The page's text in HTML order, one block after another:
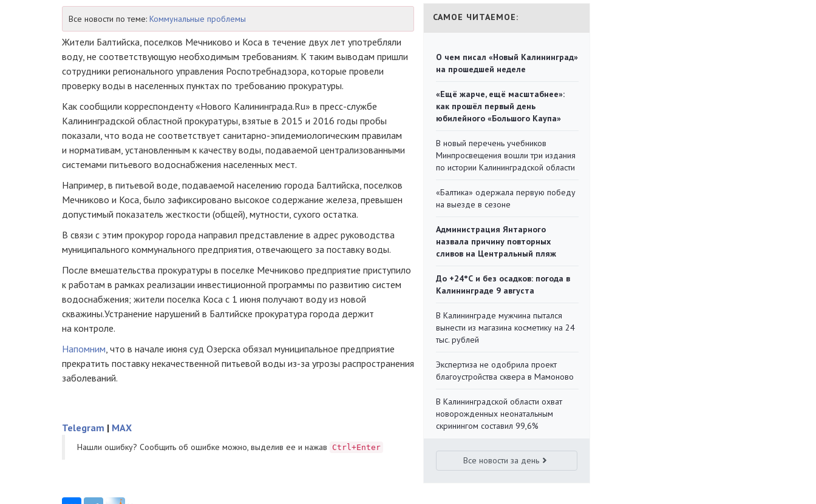
Все новости по теме: Коммунальные проблемы
Жители Балтийска, поселков Мечниково и Коса в течение двух лет употребляли
воду, не соответствующую необходимым требованиям. К таким выводам пришли
сотрудники регионального управления Роспотребнадзора, которые провели
проверку воды в населенных пунктах по требованию прокуратуры.
Как сообщили корреспонденту «Нового Калининграда.Ru» в пресс-службе
Калининградской областной прокуратуры, взятые в 2015 и 2016 годы пробы
показали, что вода не соответствует санитарно-эпидемиологическим правилам
и нормативам, установленным к качеству воды, подаваемой централизованными
системами питьевого водоснабжения населенных мест.
Например, в питьевой воде, подаваемой населению города Балтийска, поселков
Мечниково и Коса, было зафиксировано высокое содержание железа, превышен
допустимый показатель жесткости (общей), мутности, сухого остатка.
В связи с этим прокурор города направил представление в адрес руководства
муниципального коммунального предприятия, отвечающего за поставку воды.
После вмешательства прокуратуры в поселке Мечниково предприятие приступило
к работам в рамках реализации инвестиционной программы по развитию систем
водоснабжения; жители поселка Коса с 1 июня получают воду из новой
скважины.Устранение нарушений в Балтийске прокуратура города держит
на контроле.
Напомним, что в начале июня суд Озерска обязал муниципальное предприятие
прекратить поставку некачественной питьевой воды из-за угрозы распространения
заболеваний.
Telegram | MAX
Нашли ошибку? Cообщить об ошибке можно, выделив ее и нажав Ctrl+Enter
САМОЕ ЧИТАЕМОЕ:
О чем писал «Новый Калининград»
на прошедшей неделе
«Ещё жарче, ещё масштабнее»:
как прошёл первый день
юбилейного «Большого Каупа»
В новый перечень учебников
Минпросвещения вошли три издания
по истории Калининградской области
«Балтика» одержала первую победу
на выезде в сезоне
Администрация Янтарного
назвала причину повторных
сливов на Центральный пляж
До +24°С и без осадков: погода в
Калининграде 9 августа
В Калининграде мужчина пытался
вынести из магазина косметику на 24
тыс. рублей
Экспертиза не одобрила проект
благоустройства сквера в Мамоново
В Калининградской области охват
новорожденных неонатальным
скринингом составил 99,6%
Все новости за день